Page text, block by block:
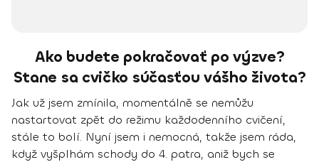
Ako budete pokračovať po výzve?
Stane sa cvičko súčasťou vášho života?
Jak už jsem zmínila, momentálně se nemůžu
nastartovat zpět do režimu každodenního cvičení,
stále to bolí. Nyní jsem i nemocná, takže jsem ráda,
když vyšplhám schody do 4. patra, aniž bych se